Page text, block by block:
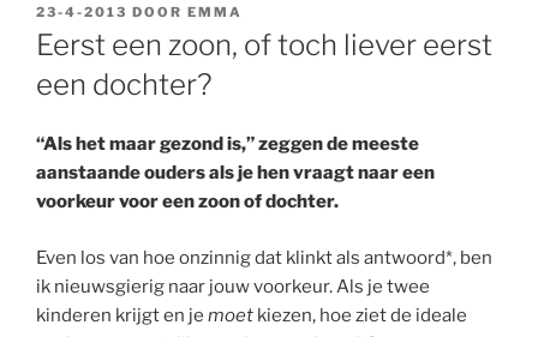
GEPLAATST
OP
23-4-2013 DOOR EMMA
Eerst een zoon, of toch liever eerst
een dochter?
“Als het maar gezond is,” zeggen de meeste
aanstaande ouders als je hen vraagt naar een
voorkeur voor een zoon of dochter.
Even los van hoe onzinnig dat klinkt als antwoord*, ben
ik nieuwsgierig naar jouw voorkeur. Als je twee
kinderen krijgt en je moet kiezen, hoe ziet de ideale